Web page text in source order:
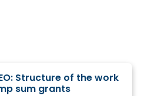
Structure of the work
sum grants